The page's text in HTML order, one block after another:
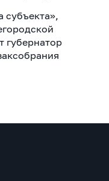
субъекта»,
губернатор